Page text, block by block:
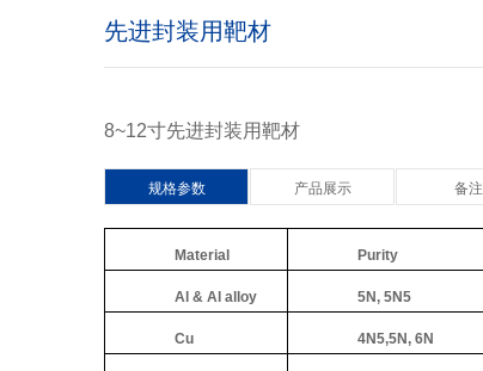
先进封装用靶材
8~12寸先进封装用靶材
规格参数 产品展示 备注
Material Purity
Al & Al alloy 5N, 5N5
Cu 4N5,5N, 6N